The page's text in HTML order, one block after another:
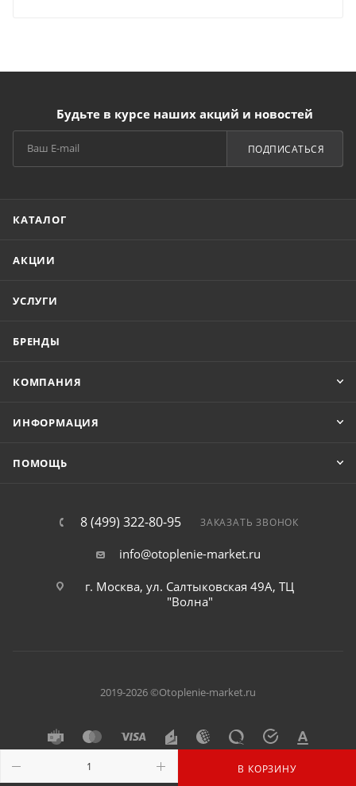
В КОРЗИНУ
Будьте в курсе наших акций и новостей
ПОДПИСАТЬСЯ
КАТАЛОГ
АКЦИИ
УСЛУГИ
БРЕНДЫ
КОМПАНИЯ
ИНФОРМАЦИЯ
ПОМОЩЬ
8 (499) 322-80-95 ЗАКАЗАТЬ ЗВОНОК
info@otoplenie-market.ru
г. Москва, ул. Салтыковская 49А, ТЦ
"Волна"
2019-2026 ©Otoplenie-market.ru